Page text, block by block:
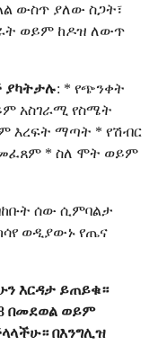
ውስጥ ያለው ስጋት፣
ወይም ከዶዝ ለውጥ
ያካትታሉ: * የጭንቀት
አስገራሚ የስሜት
እረፍት ማጣት * የሽብር
* ስለ ሞት ወይም
ሰው ሲምባልታ
ወዲያውኑ የጤና
እርዳታ ይጠይቁ።
በመደወል ወይም
በእንግሊዝ